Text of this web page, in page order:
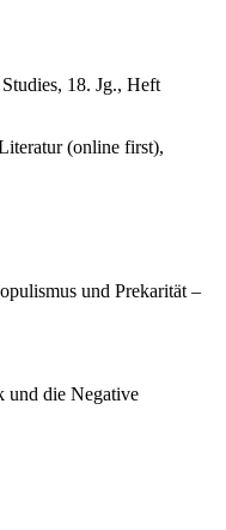
18. Jg., Heft
(online first),
und Prekarität –
und die Negative